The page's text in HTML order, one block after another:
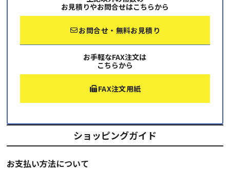
お見積りやお問合せはこちらから
お問合せ・無料お見積り
お手軽なFAX注文は
こちらから
FAX注文用紙
ショッピングガイド
お支払い方法について